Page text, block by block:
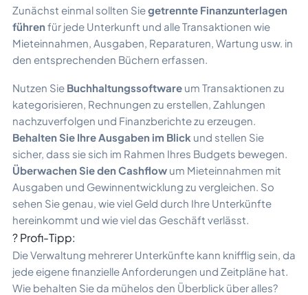
Zunächst einmal sollten Siegetrennte Finanzunterlagen
führen für jede Unterkunft und alle Transaktionen wie
Mieteinnahmen, Ausgaben, Reparaturen, Wartung usw. in
den entsprechenden Büchern erfassen.
Nutzen Sie Buchhaltungssoftware um Transaktionen zu
kategorisieren, Rechnungen zu erstellen, Zahlungen
nachzuverfolgen und Finanzberichte zu erzeugen.
Behalten Sie Ihre Ausgaben im Blick und stellen Sie
sicher, dass sie sich im Rahmen Ihres Budgets bewegen.
Überwachen Sie den Cashflow um Mieteinnahmen mit
Ausgaben und Gewinnentwicklung zu vergleichen. So
sehen Sie genau, wie viel Geld durch Ihre Unterkünfte
hereinkommt und wie viel das Geschäft verlässt.
? Profi-Tipp:
Die Verwaltung mehrerer Unterkünfte kann knifflig sein, da
jede eigene finanzielle Anforderungen und Zeitpläne hat.
Wie behalten Sie da mühelos den Überblick über alles?